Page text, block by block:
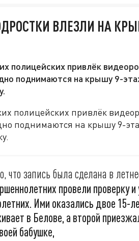
ВЛЕЗЛИ НА
полицейских привлёк
поднимаются на крышу 9-
полицейских привлёк
поднимаются на крышу 9-
что запись была сделана в
провели проверку
Ими оказались двое 15-
в Белове, а второй
бабушке,